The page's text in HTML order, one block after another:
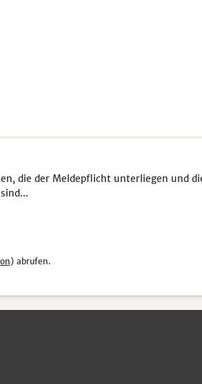
die der Meldepflicht unterliegen und
) abrufen.